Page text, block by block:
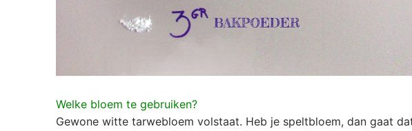
Welke bloem te gebruiken?
Gewone witte tarwebloem volstaat. Heb je speltbloem, dan gaat